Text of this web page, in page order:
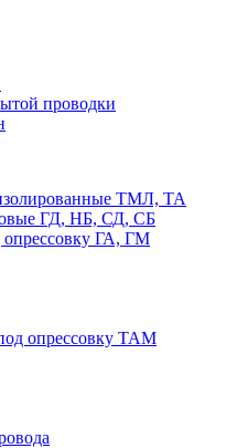
проводки
ТМЛ, ТА
ГД, НБ, СД, СБ
опрессовку ГА, ГМ
опрессовку ТАМ